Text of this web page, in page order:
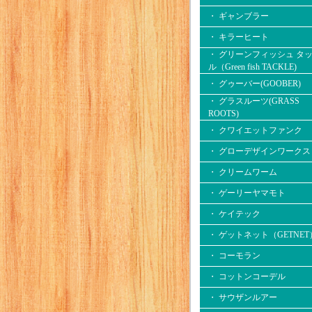
・ ギャンブラー
・ キラーヒート
・ グリーンフィッシュ タ
ル（Green fish TACKLE)
・ グゥーバー(GOOBER)
・ グラスルーツ(GRASS
ROOTS)
・ クワイエットファンク
・ グローデザインワークス
・ クリームワーム
・ ゲーリーヤマモト
・ ケイテック
・ ゲットネット（GETNET
・ コーモラン
・ コットンコーデル
・ サウザンルアー